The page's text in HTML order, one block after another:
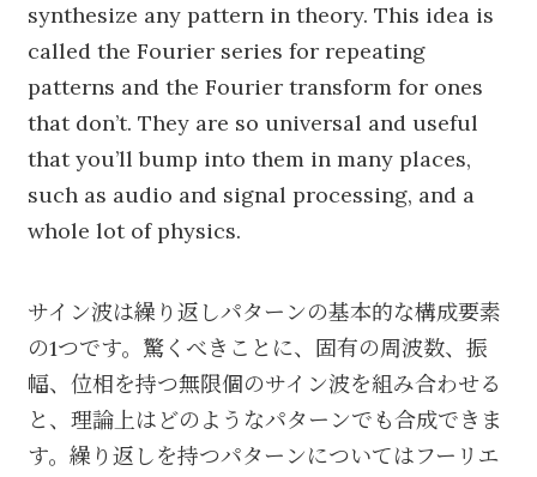
synthesize any pattern in theory. This idea is
called the Fourier series for repeating
patterns and the Fourier transform for ones
that don’t. They are so universal and useful
that you’ll bump into them in many places,
such as audio and signal processing, and a
whole lot of physics.
サイン波は繰り返しパターンの基本的な構成要素
の1つです。驚くべきことに、固有の周波数、振
幅、位相を持つ無限個のサイン波を組み合わせる
と、理論上はどのようなパターンでも合成できま
す。繰り返しを持つパターンについてはフーリエ